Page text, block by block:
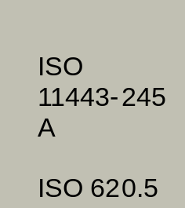
ISO
11443-
A
245
ISO 620.5